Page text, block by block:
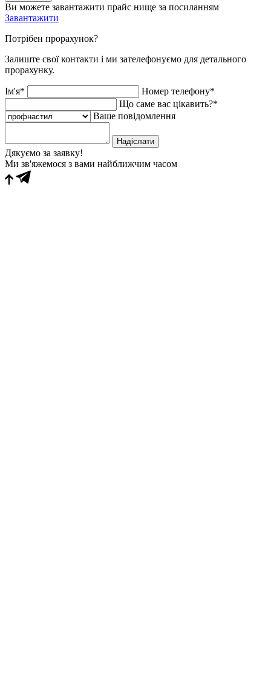
Ви можете завантажити прайс нище за посиланням
Завантажити
Потрібен прорахунок?
Залиште свої контакти і ми зателефонуємо для детального
прорахунку.
Ім'я*
Номер телефону*
Що саме вас цікавить?*
Ваше повідомлення
Надіслати
Дякуємо за заявку!
Ми зв'яжемося з вами найближчим часом